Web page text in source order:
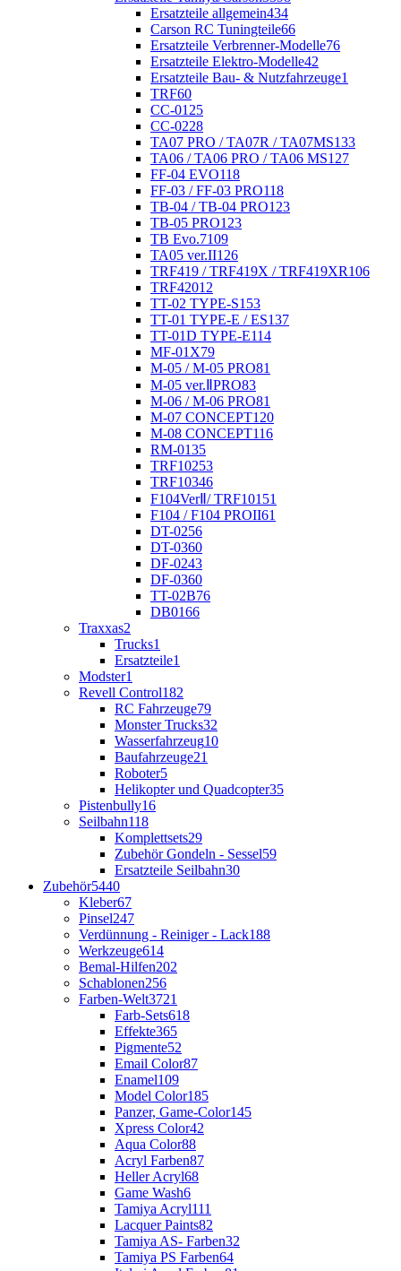
Ersatzteile allgemein434
Carson RC Tuningteile66
Ersatzteile Verbrenner-Modelle76
Ersatzteile Elektro-Modelle42
Ersatzteile Bau- & Nutzfahrzeuge1
TRF60
CC-01 25
CC-0228
TA07 PRO / TA07R / TA07MS133
TA06 / TA06 PRO / TA06 MS127
FF-04 EVO118
FF-03 / FF-03 PRO118
TB-04 / TB-04 PRO123
TB-05 PRO123
TB Evo.7109
TA05 ver.II126
TRF419 / TRF419X / TRF419XR106
TRF42012
TT-02 TYPE-S153
TT-01 TYPE-E / ES137
TT-01D TYPE-E114
MF-01X79
M-05 / M-05 PRO81
M-05 ver.ⅡPRO83
M-06 / M-06 PRO81
M-07 CONCEPT120
M-08 CONCEPT116
RM-0135
TRF10253
TRF10346
F104VerⅡ/ TRF101 51
F104 / F104 PROII61
DT-0256
DT-0360
DF-0243
DF-0360
TT-02B76
DB0166
Traxxas2
Trucks1
Ersatzteile1
Modster1
Revell Control182
RC Fahrzeuge79
Monster Trucks32
Wasserfahrzeug10
Baufahrzeuge21
Roboter5
Helikopter und Quadcopter35
Pistenbully16
Seilbahn118
Komplettsets29
Zubehör Gondeln - Sessel59
Ersatzteile Seilbahn30
Zubehör5440
Kleber67
Pinsel247
Verdünnung - Reiniger - Lack188
Werkzeuge614
Bemal-Hilfen202
Schablonen256
Farben-Welt3721
Farb-Sets618
Effekte365
Pigmente52
Email Color87
Enamel109
Model Color185
Panzer, Game-Color145
Xpress Color42
Aqua Color88
Acryl Farben87
Heller Acryl68
Game Wash6
Tamiya Acryl111
Lacquer Paints82
Tamiya AS- Farben32
Tamiya PS Farben64